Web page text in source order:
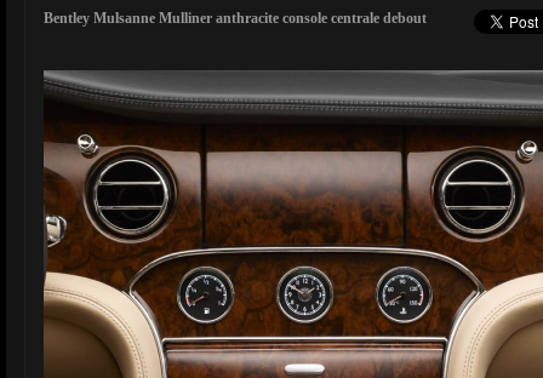
Bentley Mulsanne Mulliner anthracite console centrale debout